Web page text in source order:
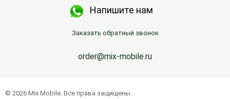
Напишите нам
Заказать обратный звонок
order@mix-mobile.ru
© 2026 Mix Mobile. Все права защищены.